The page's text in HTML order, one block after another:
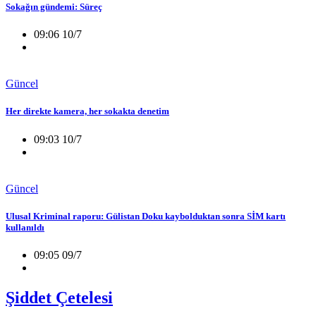
Sokağın gündemi: Süreç
09:06 10/7
Güncel
Her direkte kamera, her sokakta denetim
09:03 10/7
Güncel
Ulusal Kriminal raporu: Gülistan Doku kaybolduktan sonra SİM kartı
kullanıldı
09:05 09/7
Şiddet Çetelesi